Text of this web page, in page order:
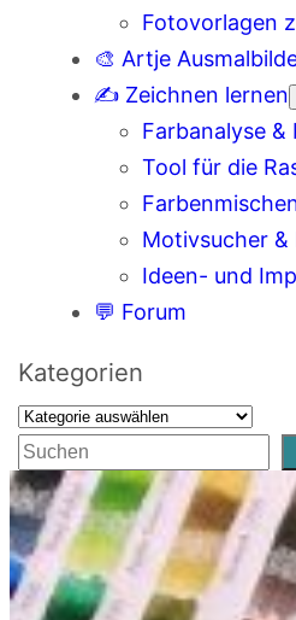
Fotovorlagen
🎨 Artje
✍️ Zeichnen lernen
Farbanalyse
Tool für die
Motivsucher
Ideen- und
💬 Forum
Kategorien
S
u
c
h
e